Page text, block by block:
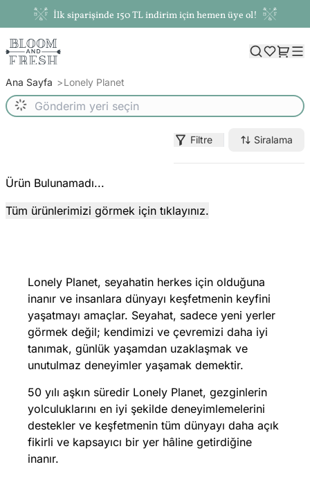
İlk siparişinde 150 TL indirim için hemen üye ol!
Ana Sayfa Lonely Planet
Filtre Siralama
Ürün Bulunamadı...
Tüm ürünlerimizi görmek için tıklayınız.
Lonely Planet, seyahatin herkes için olduğuna
inanır ve insanlara dünyayı keşfetmenin keyfini
yaşatmayı amaçlar. Seyahat, sadece yeni yerler
görmek değil; kendimizi ve çevremizi daha iyi
tanımak, günlük yaşamdan uzaklaşmak ve
unutulmaz deneyimler yaşamak demektir.
50 yılı aşkın süredir Lonely Planet, gezginlerin
yolculuklarını en iyi şekilde deneyimlemelerini
destekler ve keşfetmenin tüm dünyayı daha açık
fikirli ve kapsayıcı bir yer hâline getirdiğine
inanır.